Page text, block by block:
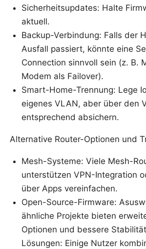
Sicherheitsupdates: Halte
aktuell.
Backup-Verbindung: Falls der
Ausfall passiert, könnte eine
Connection sinnvoll sein (z. B.
Modem als Failover).
Smart-Home-Trennung: Lege
eigenes VLAN, aber über den
entsprechend absichern.
Alternative Router-Optionen und
Mesh-Systeme: Viele Mesh-
unterstützen VPN-Integration
über Apps vereinfachen.
Open-Source-Firmware:
ähnliche Projekte bieten
Optionen und bessere
Lösungen: Einige Nutzer